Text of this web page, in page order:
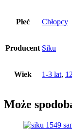
Płeć Chłopcy
Producent Siku
Wiek 1-3 lat,
Może